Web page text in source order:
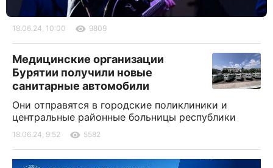
18.06.24, 10:00 9809
Медицинские организации
Бурятии получили новые
санитарные автомобили
Они отправятся в городские поликлиники и
центральные районные больницы республики
18.06.24, 9:52 5582